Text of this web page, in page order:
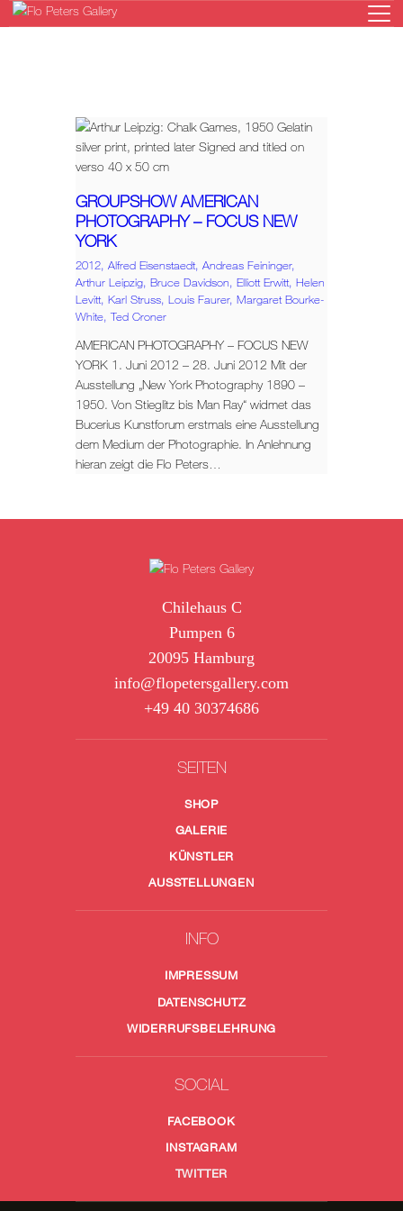
HOME
GALERIE
AUSSTELLUNGEN
NEWS
ONLINESHOP
KONTAKT
GROUPSHOW AMERICAN
PHOTOGRAPHY – FOCUS NEW
YORK
2012, Alfred Eisenstaedt, Andreas Feininger,
Arthur Leipzig, Bruce Davidson, Elliott Erwitt, Helen
Levitt, Karl Struss, Louis Faurer, Margaret Bourke-
White,Ted Croner
AMERICAN PHOTOGRAPHY – FOCUS NEW
YORK 1. Juni 2012 – 28. Juni 2012 Mit der
Ausstellung „New York Photography 1890 –
1950. Von Stieglitz bis Man Ray“ widmet das
Bucerius Kunstforum erstmals eine Ausstellung
dem Medium der Photographie. In Anlehnung
hieran zeigt die Flo Peters…
Chilehaus C
Pumpen 6
20095 Hamburg
info@flopetersgallery.com
+49 40 30374686
SEITEN
SHOP
GALERIE
KÜNSTLER
AUSSTELLUNGEN
INFO
IMPRESSUM
DATENSCHUTZ
WIDERRUFSBELEHRUNG
SOCIAL
FACEBOOK
INSTAGRAM
TWITTER